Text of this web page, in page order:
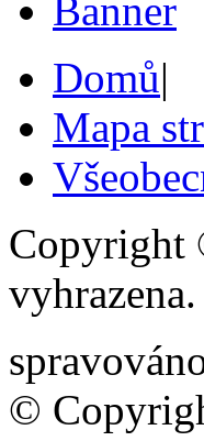
Domů|
Mapa
Copyright
vyhrazena.
©